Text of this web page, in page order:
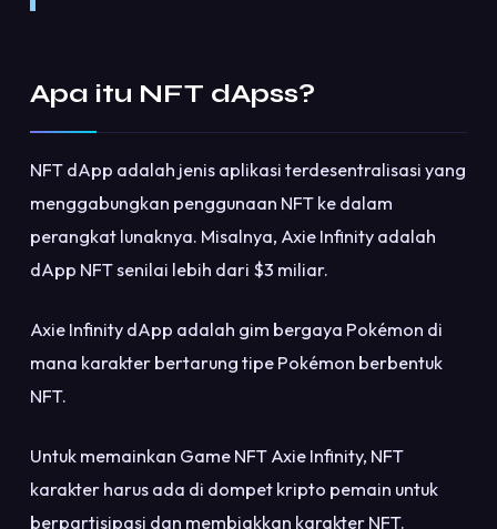
Apa itu NFT dApss?
NFT dApp adalah jenis aplikasi terdesentralisasi yang
menggabungkan penggunaan NFT ke dalam
perangkat lunaknya. Misalnya, Axie Infinity adalah
dApp NFT senilai lebih dari $3 miliar.
Axie Infinity dApp adalah gim bergaya Pokémon di
mana karakter bertarung tipe Pokémon berbentuk
NFT.
Untuk memainkan Game NFT Axie Infinity, NFT
karakter harus ada di dompet kripto pemain untuk
berpartisipasi dan membiakkan karakter NFT.